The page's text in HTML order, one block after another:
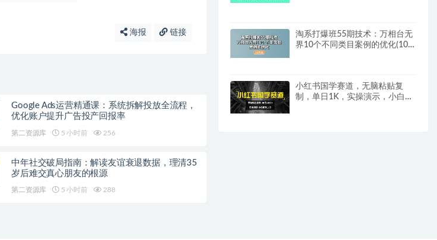
海报 链接
Google Ads运营精通课：系统拆解投放全流程，
优化账户提升广告投产回报率
第二资源库 5 小时前 256
中年社交破局指南：解读友谊衰退数据，理清35
岁后难交真心朋友的根源
第二资源库 5 小时前 288
淘系打爆班55期技术：万相台无
界10个不同类目案例的优化(10
小红书国学赛道，无脑粘贴复
制，单日1K，实操演示，小白即